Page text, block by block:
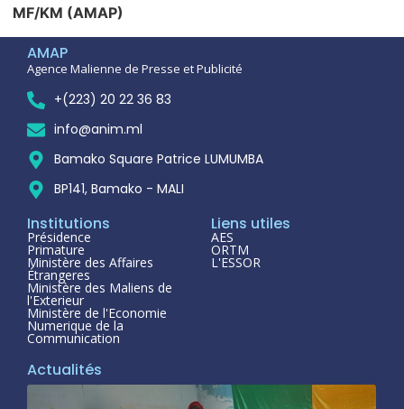
MF/KM (AMAP)
AMAP
Agence Malienne de Presse et Publicité
+(223) 20 22 36 83
info@anim.ml
Bamako Square Patrice LUMUMBA
BP141, Bamako - MALI
Institutions
Présidence
Primature
Ministère des Affaires
Étrangeres
Ministère des Maliens de
l'Exterieur
Ministère de l'Economie
Numerique de la
Communication
Liens utiles
AES
ORTM
L'ESSOR
Actualités